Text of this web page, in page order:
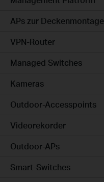
APs zur Deckenmontage
VPN-Router
Managed Switches
Kameras
Outdoor-Accesspoints
Videorekorder
Outdoor-APs
Smart-Switches